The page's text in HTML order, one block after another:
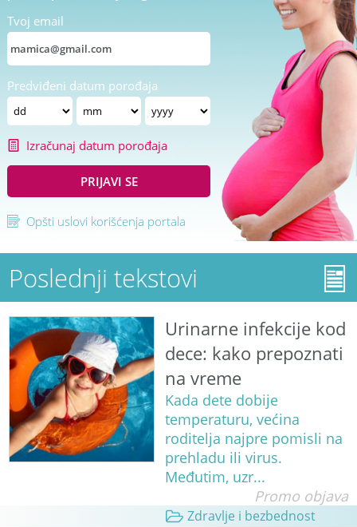
Tvoj email
Predviđeni datum porođaja
Izračunaj datum porođaja
PRIJAVI SE
Opšti uslovi korišćenja portala
Poslednji tekstovi
Urinarne infekcije kod
dece: kako prepoznati
na vreme
Kada dete dobije
temperaturu, većina
roditelja najpre pomisli na
prehladu ili virus.
Međutim, uzr...
Promo objava
Zdravlje i bezbednost